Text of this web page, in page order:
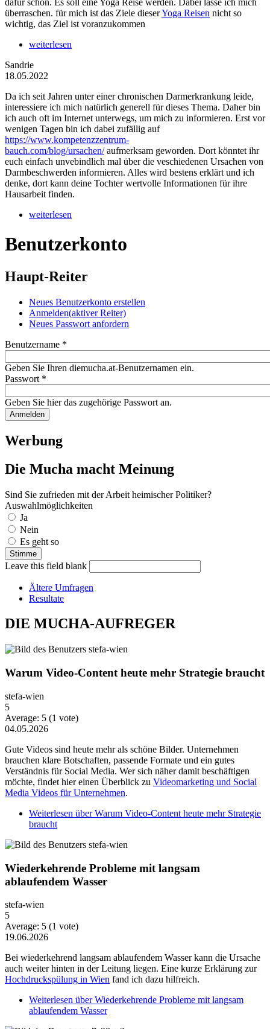
dafür schon. Es soll eine Yoga Reise werden. Dabei lasse ich mich
überraschen. für mich ist das Ziele dieserYoga Reisen nicht so
wichtig, das Ziel ist voranzukommen
weiterlesen
Sandrie
18.05.2022
Da ich seit Jahren unter einer chronischen Darmerkrankung leide,
interessiere ich mich natürlich generell für dieses Thema. Daher bin
ich auch oft im Internet unterwegs, um mich zu informieren. Erst vor
wenigen Tagen bin ich dabei zufällig auf
https://www.kompetenzzentrum-
bauch.com/blog/ursachen/aufmerksam geworden. Dort könntet ihr
euch einfach unvebindlich mal über die veschiedenen Ursachen von
Darmbeschwerden informieren. Alles wird bestens erklärt und ich
denke, dort kann deine Tochter wertvolle Informationen für ihre
Hausarbeit finden.
weiterlesen
Benutzerkonto
Haupt-Reiter
Neues Benutzerkonto erstellen
Anmelden(aktiver Reiter)
Neues Passwort anfordern
Benutzername *
Geben Sie Ihren diemucha.at-Benutzernamen ein.
Passwort *
Geben Sie hier das zugehörige Passwort an.
Werbung
Die Mucha macht Meinung
Sind Sie zufrieden mit der Arbeit heimischer Politiker?
Auswahlmöglichkeiten
Ja
Nein
Es geht so
Leave this field blank
Ältere Umfragen
Resultate
DIE MUCHA-AUFREGER
Warum Video-Content heute mehr Strategie braucht
stefa-wien
5
Average: 5 (1 vote)
04.05.2026
Gute Videos sind heute mehr als schöne Bilder. Unternehmen
brauchen klare Botschaften, passende Formate und ein gutes
Verständnis für Social Media. Wer sich näher damit beschäftigen
möchte, findet hier einen Überblick zu Videomarketing und Social
Media Videos für Unternehmen.
Weiterlesen über Warum Video-Content heute mehr Strategie
braucht
Wiederkehrende Probleme mit langsam
ablaufendem Wasser
stefa-wien
5
Average: 5 (1 vote)
19.06.2026
Bei wiederkehrend langsam ablaufendem Wasser kann die Ursache
auch weiter hinten in der Leitung liegen. Eine kurze Erklärung zur
Hochdruckspülung in Wien fand ich dazu hilfreich.
Weiterlesen über Wiederkehrende Probleme mit langsam
ablaufendem Wasser